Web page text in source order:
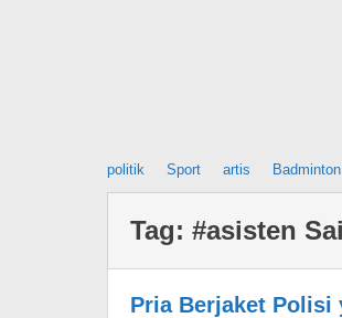
politik Sport artis Badminton
Tag: #asisten
Pria Berjaket Polisi